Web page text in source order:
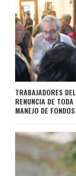
TRABAJADORES
RENUNCIA DE
MANEJO DE FONDOS